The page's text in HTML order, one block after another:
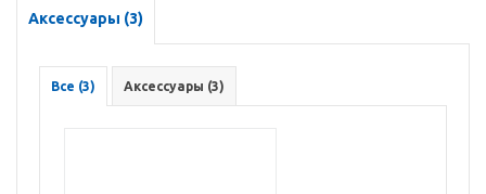
Аксессуары (3)
Все (3) Аксессуары (3)